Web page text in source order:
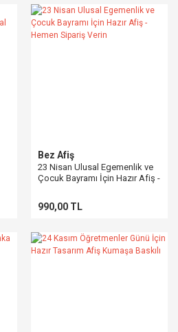
Bez Afiş
23 Nisan Ulusal Egemenlik ve
Çocuk Bayramı İçin Hazır Afiş -
990,00 TL